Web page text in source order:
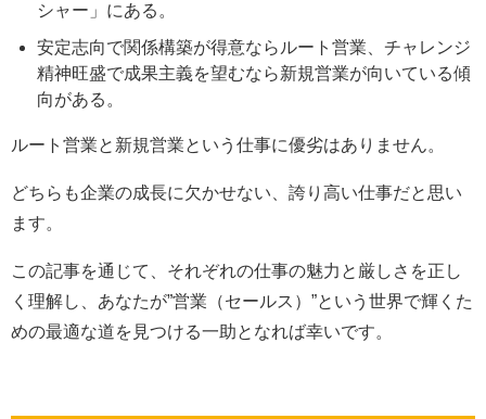
シャー」にある。
安定志向で関係構築が得意ならルート営業、チャレンジ
精神旺盛で成果主義を望むなら新規営業が向いている傾
向がある。
ルート営業と新規営業という仕事に優劣はありません。
どちらも企業の成長に欠かせない、誇り高い仕事だと思い
ます。
この記事を通じて、それぞれの仕事の魅力と厳しさを正し
く理解し、あなたが”営業（セールス）”という世界で輝くた
めの最適な道を見つける一助となれば幸いです。